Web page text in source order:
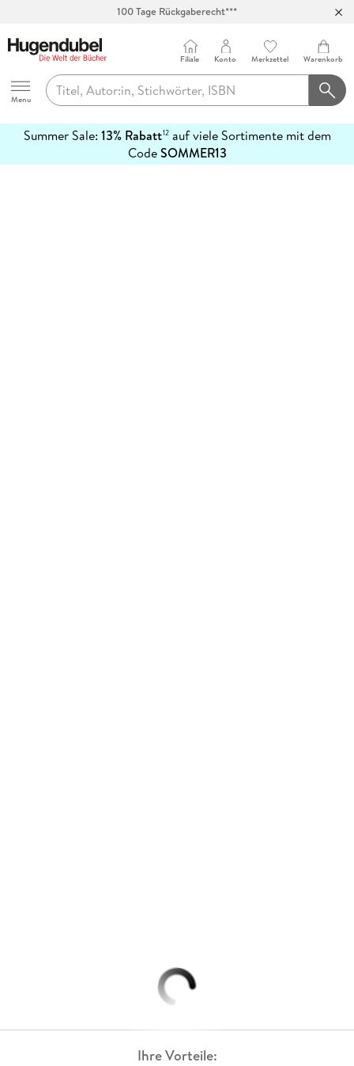
100 Tage Rückgaberecht***
Hugendubel
Menu
Filiale Konto Merkzettel Warenkorb
Summer Sale: 13% Rabatt12auf viele Sortimente mit dem
CodeSOMMER13
erfahren
Ihre Vorteile: